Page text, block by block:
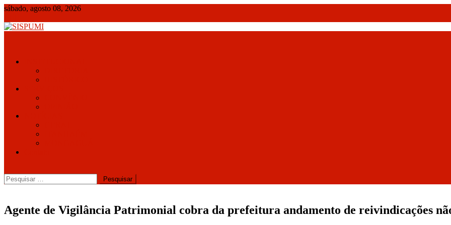
Skip
content
sábado, agosto 08, 2026
Pesquisar
por:
Agente de Vigilância Patrimonial cobra da prefeitura andamento de reivindicações